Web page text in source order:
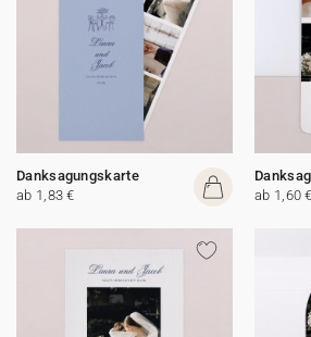
Danksagungskarte
ab 1,83 €
ab 1,60 €